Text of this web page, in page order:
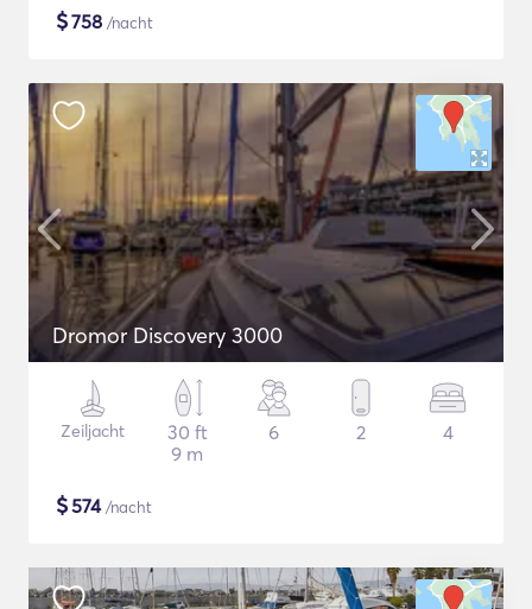
$758 /nacht
Dromor Discovery 3000
Zeiljacht
30 ft
9 m
6 2 4
$574/nacht